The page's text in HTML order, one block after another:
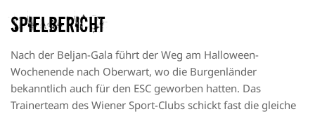
Spielbericht
Nach der Beljan-Gala führt der Weg am Halloween-
Wochenende nach Oberwart, wo die Burgenländer
bekanntlich auch für den ESC geworben hatten. Das
Trainerteam des Wiener Sport-Clubs schickt fast die gleiche